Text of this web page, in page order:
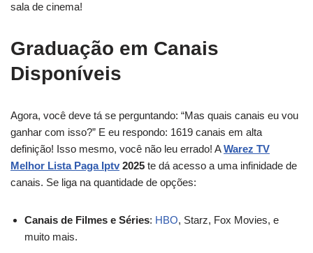
sala de cinema!
Graduação em Canais
Disponíveis
Agora, você deve tá se perguntando: “Mas quais canais eu vou
ganhar com isso?” E eu respondo: 1619 canais em alta
definição! Isso mesmo, você não leu errado! AWarez TV
Melhor Lista Paga Iptv 2025 te dá acesso a uma infinidade de
canais. Se liga na quantidade de opções:
Canais de Filmes e Séries: HBO, Starz, Fox Movies, e
muito mais.